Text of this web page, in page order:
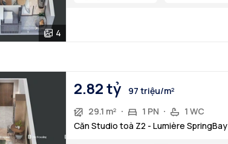
4
2.82 tỷ
97 triệu/m²
29.1 m²
1 PN
1 WC
Căn Studio toà Z2 - Lumière SpringBay